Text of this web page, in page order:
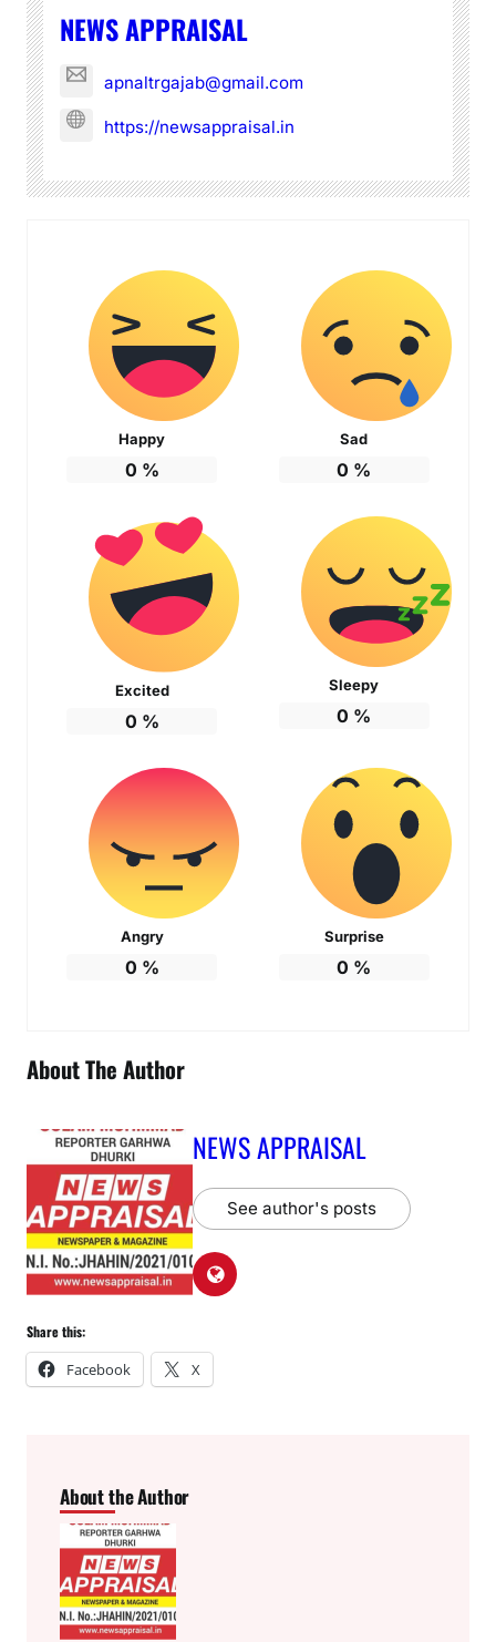
NEWS APPRAISAL
apnaltrgajab@gmail.com
https://newsappraisal.in
Happy
0 %
Sad
0 %
Excited
0 %
Sleepy
0 %
Angry
0 %
Surprise
0 %
About The Author
NEWS APPRAISAL
See author's posts
Share this:
Facebook X
About the Author